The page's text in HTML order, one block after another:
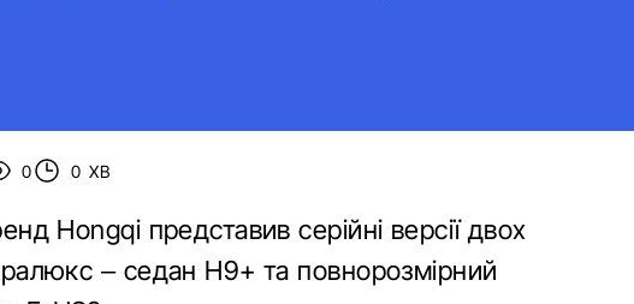
0 0 ХВ
Hongqi представив серійні версії двох
– седан H9+ та повнорозмірний